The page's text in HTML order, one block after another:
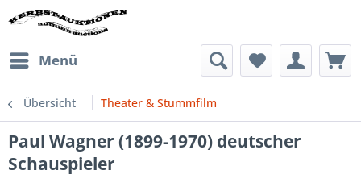
Menü
Übersicht Theater & Stummfilm
Paul Wagner (1899-1970) deutscher
Schauspieler